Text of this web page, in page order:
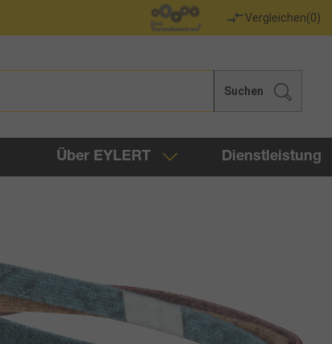
Vergleichen(0)
Suchen
Über EYLERT Dienstleistung